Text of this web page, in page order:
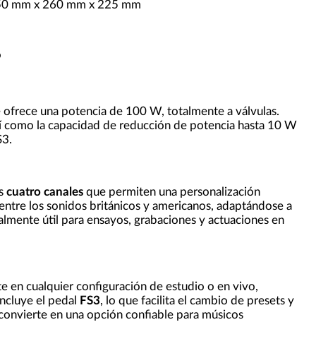
mm x 260 mm x 225 mm
una potencia de 100 W, totalmente a válvulas.
la capacidad de reducción de potencia hasta 10 W
cuatro canalesque permiten una personalización
los sonidos británicos y americanos, adaptándose a
útil para ensayos, grabaciones y actuaciones en
en cualquier configuración de estudio o en vivo,
el pedal
FS3, lo que facilita el cambio de presets y
en una opción confiable para músicos